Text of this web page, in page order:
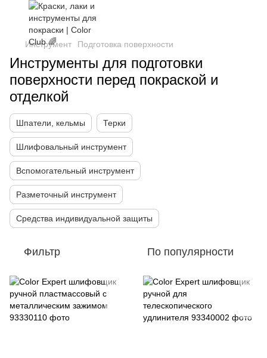
Инструмент Подготовка поверхности
Инструменты для подготовки
поверхности перед покраской и
отделкой
Шпатели, кельмы Терки
Шлифовальный инструмент
Вспомогательный инструмент
Разметочный инструмент
Средства индивидуальной защиты
Фильтр По популярности